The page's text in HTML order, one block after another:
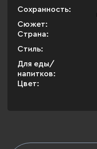
Сохранность:
Сюжет:
Страна:
Стиль:
Для еды/
напитков:
Цвет: